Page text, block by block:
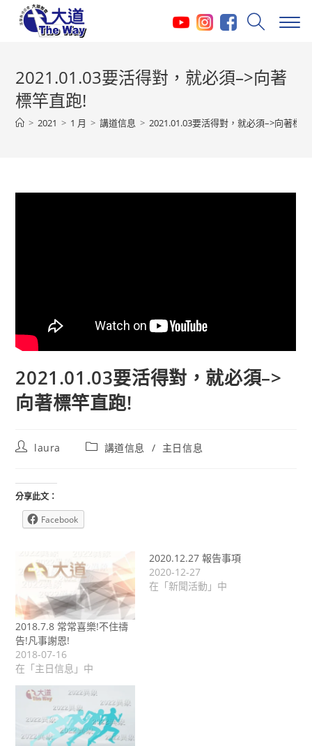
2021.01.03要活得對，就必須–>向著
標竿直跑!
> 2021 > 1 月 > 講道信息 > 2021.01.03要活得對，就必須–>向著標
2021.01.03要活得對，就必須–>
向著標竿直跑!
Postlaura
Post講道信息 / 主日信息
分享此文：
Facebook
2018.7.8 常常喜樂!不住禱
告!凡事謝恩!
2018-07-16
在「主日信息」中
2020.12.27 報告事項
2020-12-27
在「新聞活動」中